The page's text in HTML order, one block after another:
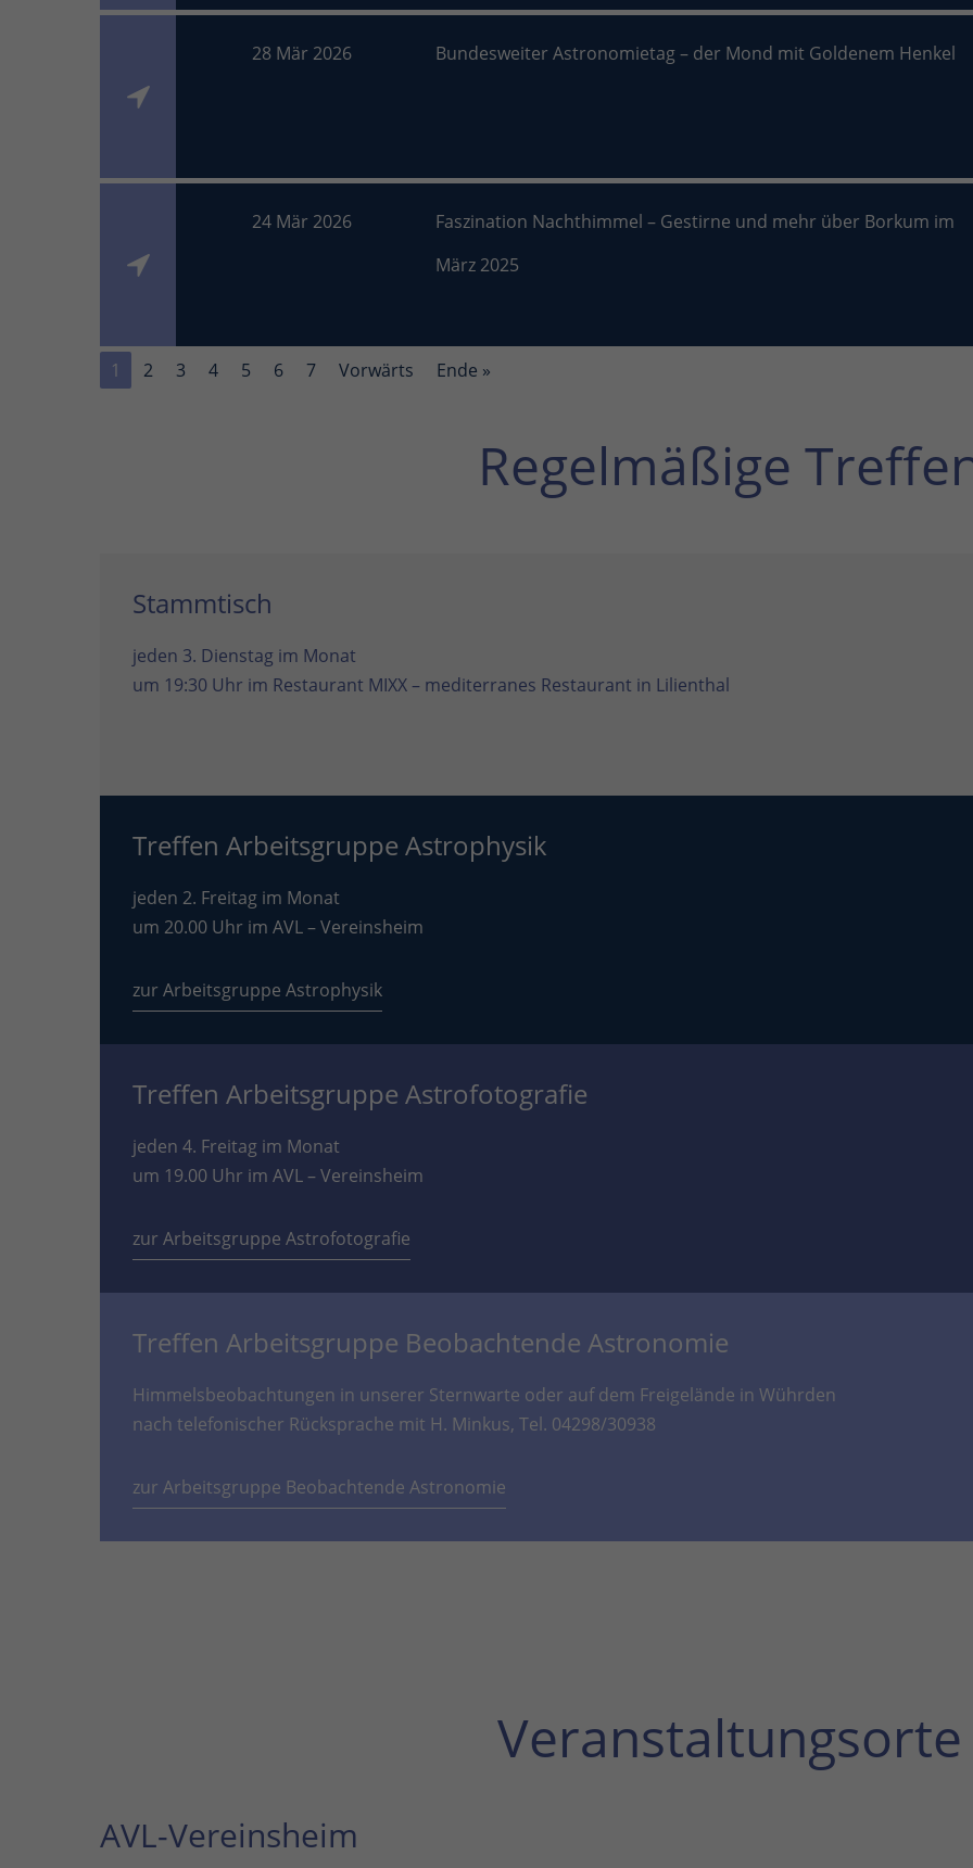
28 Mär 2026 Bundesweiter Astronomietag – der Mond mit Goldenem Henkel
24 Mär 2026
Faszination Nachthimmel – Gestirne und mehr über Borkum im
März 2025
1 2 3 4 5 6 7 Vorwärts Ende »
Regelmäßige
Stammtisch
jeden 3. Dienstag im Monat
um 19:30 Uhr im Restaurant MIXX – mediterranes Restaurant in Lilienthal
Treffen Arbeitsgruppe Astrophysik
jeden 2. Freitag im Monat
um 20.00 Uhr im AVL – Vereinsheim
zur Arbeitsgruppe Astrophysik
Treffen Arbeitsgruppe Astrofotografie
jeden 4. Freitag im Monat
um 19.00 Uhr im AVL – Vereinsheim
zur Arbeitsgruppe Astrofotografie
Treffen Arbeitsgruppe Beobachtende Astronomie
Himmelsbeobachtungen in unserer Sternwarte oder auf dem Freigelände in Wührden
nach telefonischer Rücksprache mit H. Minkus, Tel. 04298/30938
zur Arbeitsgruppe Beobachtende Astronomie
Veranstaltungsorte
AVL-Vereinsheim